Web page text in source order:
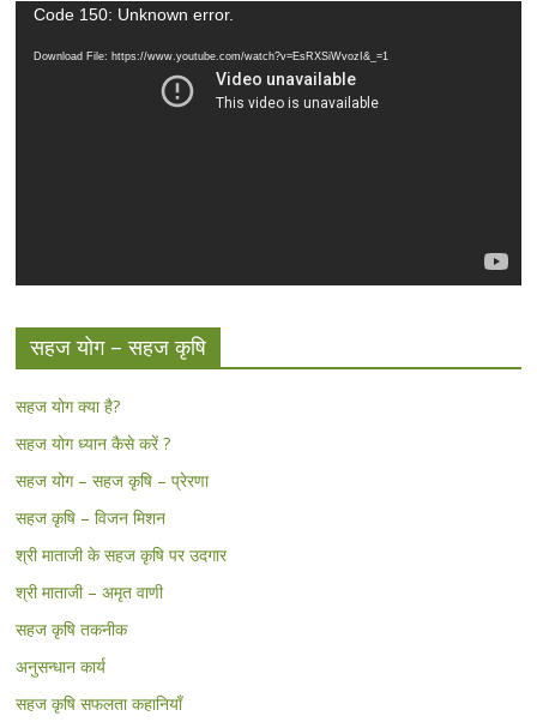
Video
Code 150: Unknown error.
Download File: https://www.youtube.com/watch?v=EsRXSiWvozI&_=1
सहज योग – सहज कृषि
सहज योग क्या है?
सहज योग ध्यान कैसे करें ?
सहज योग – सहज कृषि – प्रेरणा
सहज कृषि – विजन मिशन
श्री माताजी के सहज कृषि पर उदगार
श्री माताजी – अमृत वाणी
सहज कृषि तकनीक
अनुसन्धान कार्य
सहज कृषि सफलता कहानियाँ